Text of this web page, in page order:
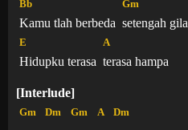
Bb
Kamu tlah berbeda
Gm
setengah gila
E
Hidupku terasa
A
terasa hampa
[Interlude]
Gm Dm Gm A Dm